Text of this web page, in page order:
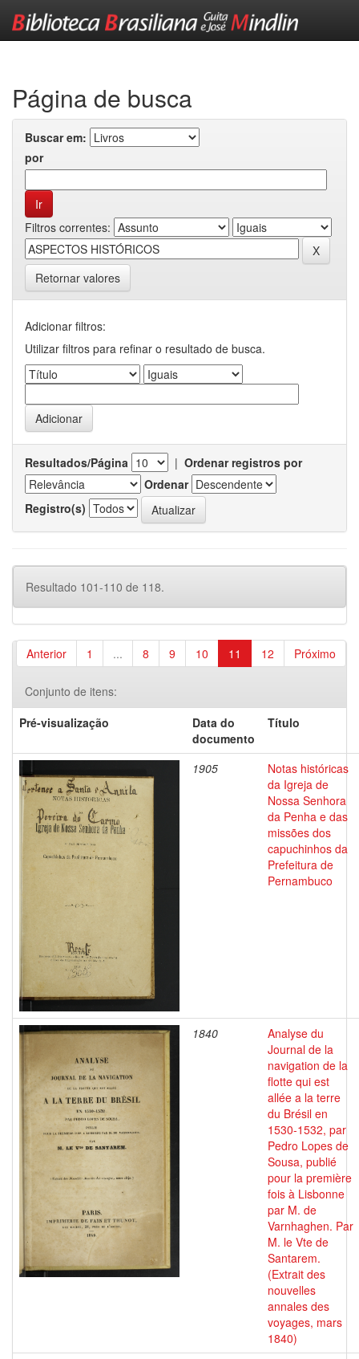
Página de busca
Buscar em:
por
Filtros correntes:
Retornar valores
Adicionar filtros:
Utilizar filtros para refinar o resultado de busca.
Resultados/Página | Ordenar registros por
Ordenar
Registro(s)
Resultado 101-110 de 118.
Anterior 1 ... 8 9 10 11 12 Próximo
Conjunto de itens:
Pré-visualização
Data do
documento
Título
1905
Notas históricas
da Igreja de
Nossa Senhora
da Penha e das
missões dos
capuchinhos da
Prefeitura de
Pernambuco
1840
Analyse du
Journal de la
navigation de la
flotte qui est
allée a la terre
du Brésil en
1530-1532, par
Pedro Lopes de
Sousa, publié
pour la première
fois à Lisbonne
par M. de
Varnhaghen. Par
M. le Vte de
Santarem.
(Extrait des
nouvelles
annales des
voyages, mars
1840)